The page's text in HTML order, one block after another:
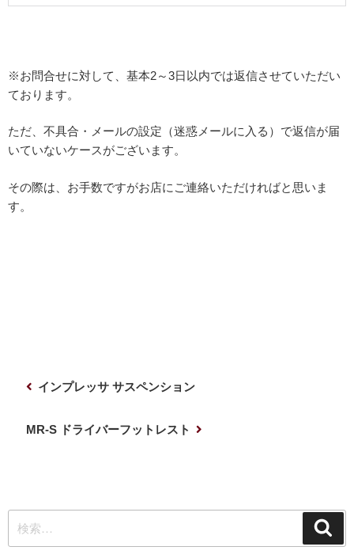
※お問合せに対して、基本2～3日以内では返信させていただい
ております。
ただ、不具合・メールの設定（迷惑メールに入る）で返信が届
いていないケースがございます。
その際は、お手数ですがお店にご連絡いただければと思いま
す。
シ
ョ
インプレッサ サスペンション
MR-S ドライバーフットレスト
索: